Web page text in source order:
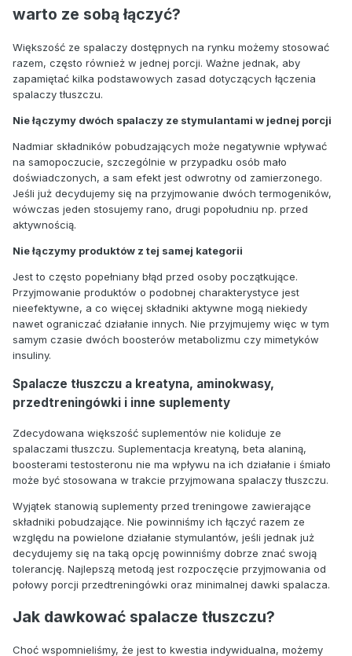
warto ze sobą łączyć?
Większość ze spalaczy dostępnych na rynku możemy stosować
razem, często również w jednej porcji. Ważne jednak, aby
zapamiętać kilka podstawowych zasad dotyczących łączenia
spalaczy tłuszczu.
Nie łączymy dwóch spalaczy ze stymulantami w jednej porcji
Nadmiar składników pobudzających może negatywnie wpływać
na samopoczucie, szczególnie w przypadku osób mało
doświadczonych, a sam efekt jest odwrotny od zamierzonego.
Jeśli już decydujemy się na przyjmowanie dwóch termogeników,
wówczas jeden stosujemy rano, drugi popołudniu np. przed
aktywnością.
Nie łączymy produktów z tej samej kategorii
Jest to często popełniany błąd przed osoby początkujące.
Przyjmowanie produktów o podobnej charakterystyce jest
nieefektywne, a co więcej składniki aktywne mogą niekiedy
nawet ograniczać działanie innych. Nie przyjmujemy więc w tym
samym czasie dwóch boosterów metabolizmu czy mimetyków
insuliny.
Spalacze tłuszczu a kreatyna, aminokwasy,
przedtreningówki i inne suplementy
Zdecydowana większość suplementów nie koliduje ze
spalaczami tłuszczu. Suplementacja kreatyną, beta alaniną,
boosterami testosteronu nie ma wpływu na ich działanie i śmiało
może być stosowana w trakcie przyjmowana spalaczy tłuszczu.
Wyjątek stanowią suplementy przed treningowe zawierające
składniki pobudzające. Nie powinniśmy ich łączyć razem ze
względu na powielone działanie stymulantów, jeśli jednak już
decydujemy się na taką opcję powinniśmy dobrze znać swoją
tolerancję. Najlepszą metodą jest rozpoczęcie przyjmowania od
połowy porcji przedtreningówki oraz minimalnej dawki spalacza.
Jak dawkować spalacze tłuszczu?
Choć wspomnieliśmy, że jest to kwestia indywidualna, możemy